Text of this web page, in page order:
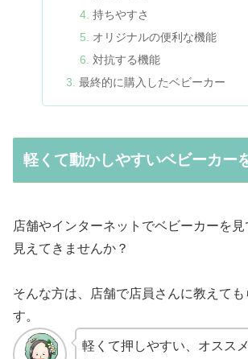
持ちやすさ
オリジナルの便利な機能
対抗する機能
最終的に購入したベビーカー
軽くて動かしやすいベビーカー
店舗やインターネットでベビーカーを
見えてきませんか？
そんな方は、店舗で店員さんに教えて
す。
軽くて押しやすい、オスス